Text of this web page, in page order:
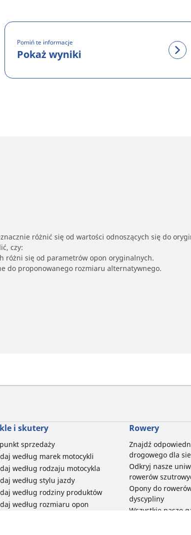
Pomiń te informacje
Pokaż wyniki
różnić się od wartości odnoszących się do
czy:
różni się od parametrów opon oryginalnych.
do proponowanego rozmiaru alternatywnego.
i skutery
sprzedaży
według marek motocykli
według rodzaju motocykla
według stylu jazdy
według rodziny produktów
według rozmiaru opon
Rowery
Znajdź
drogowego dla
Odkryj nasze
rowerów
Opony do
dyscypliny
Wszystkie nasze